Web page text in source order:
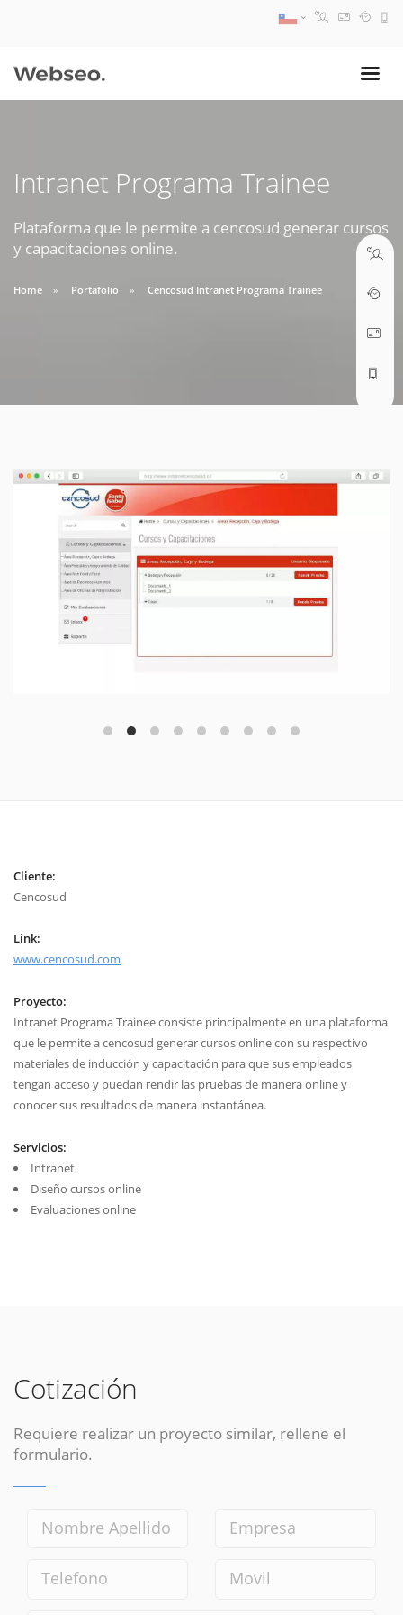
Intranet Programa Trainee
Plataforma que le permite a cencosud generar cursos
y capacitaciones online.
Home Portafolio Cencosud Intranet Programa Trainee
Cliente:
Cencosud
Link:
www.cencosud.com
Proyecto:
Intranet Programa Trainee consiste principalmente en una plataforma
que le permite a cencosud generar cursos online con su respectivo
materiales de inducción y capacitación para que sus empleados
tengan acceso y puedan rendir las pruebas de manera online y
conocer sus resultados de manera instantánea.
Servicios:
Intranet
Diseño cursos online
Evaluaciones online
Cotización
Requiere realizar un proyecto similar, rellene el
formulario.
09:30 AM A 18:30 PM
soporte@webseo.cl